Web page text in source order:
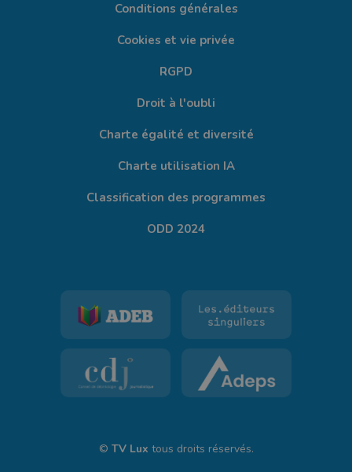
Conditions générales
Cookies et vie privée
RGPD
Droit à l'oubli
Charte égalité et diversité
Charte utilisation IA
Classification des programmes
ODD 2024
© TV Lux tous droits réservés.